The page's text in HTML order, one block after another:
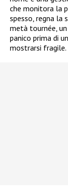
che monitora la
spesso, regna la
metà tournée,
panico prima di
mostrarsi fragile.